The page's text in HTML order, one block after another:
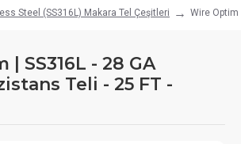
Steel (SS316L) Makara Tel Çeşitleri Wire Optim
SS316L - 28 GA
Teli - 25 FT -